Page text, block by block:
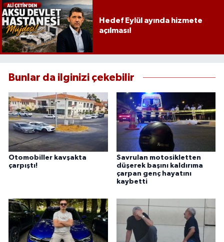
Hedef Eylül ayında hizmete
açılması!
Bunlar da ilginizi çekebilir
Otomobiller kavşakta
çarpıştı!
Savrulan motosikletten
düşerek başını kaldırıma
çarpan genç hayatını
kaybetti